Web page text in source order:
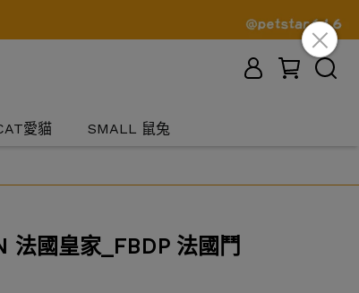
愛貓 SMALL 鼠兔
法國皇家_FBDP 法國鬥